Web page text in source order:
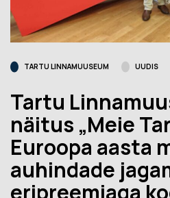
TARTU LINNAMUUSEUM UUDIS
Tartu
näitus „Meie
Euroopa aasta
auhindade
eripreemiaga